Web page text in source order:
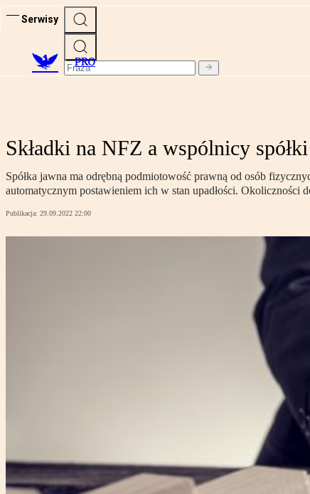
Serwisy
PRO
Składki na NFZ a wspólnicy
Spółka jawna ma odrębną podmiotowość prawną od osób
automatycznym postawieniem ich w stan upadłości.
Publikacja: 29.09.2022 22:00